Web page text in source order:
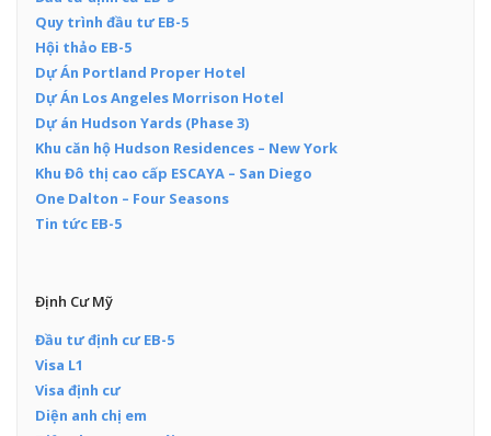
Quy trình đầu tư EB-5
Hội thảo EB-5
Dự Án Portland Proper Hotel
Dự Án Los Angeles Morrison Hotel
Dự án Hudson Yards (Phase 3)
Khu căn hộ Hudson Residences – New York
Khu Đô thị cao cấp ESCAYA – San Diego
One Dalton – Four Seasons
Tin tức EB-5
Định Cư Mỹ
Đầu tư định cư EB-5
Visa L1
Visa định cư
Diện anh chị em